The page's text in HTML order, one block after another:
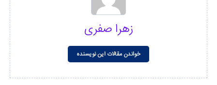
زهرا صفری
خواندن مقالات این نویسنده